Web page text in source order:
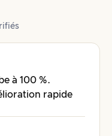
à 100 %.
rapide